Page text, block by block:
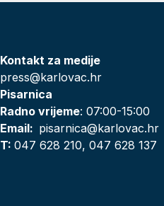
Kontakt za medije
press@karlovac.hr
Pisarnica
Radno vrijeme: 07:00-15:00
Email: pisarnica@karlovac.hr
T:047 628 210, 047 628 137